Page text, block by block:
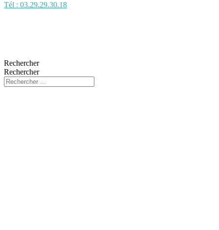
Tél : 03.29.29.30.18
Rechercher
Rechercher